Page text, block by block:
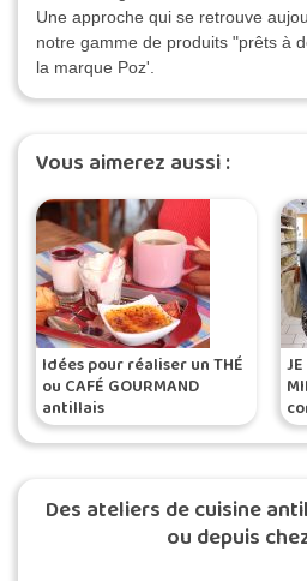
Une approche qui se retrouve
notre gamme de produits "prêts à
la marque Poz'.
Vous aimerez aussi :
Idées pour réaliser un THÉ
ou CAFÉ GOURMAND
antillais
Des ateliers de cuisine
ou depuis